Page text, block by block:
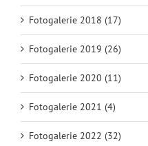
Fotogalerie 2018 (17)
Fotogalerie 2019 (26)
Fotogalerie 2020 (11)
Fotogalerie 2021 (4)
Fotogalerie 2022 (32)